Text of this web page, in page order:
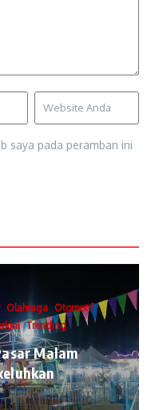
saya pada peramban ini
Olahraga Otomotif
Trending
Malam